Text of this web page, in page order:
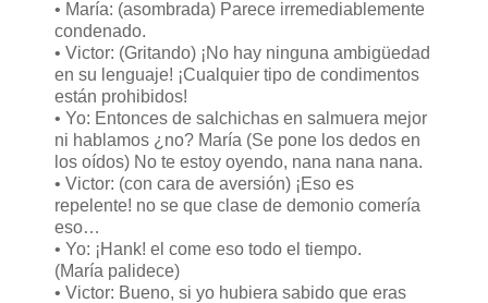
• María: (asombrada) Parece irremediablemente
condenado.
• Victor: (Gritando) ¡No hay ninguna ambigüedad
en su lenguaje! ¡Cualquier tipo de condimentos
están prohibidos!
• Yo: Entonces de salchichas en salmuera mejor
ni hablamos ¿no? María (Se pone los dedos en
los oídos) No te estoy oyendo, nana nana nana.
• Victor: (con cara de aversión) ¡Eso es
repelente! no se que clase de demonio comería
eso…
• Yo: ¡Hank! el come eso todo el tiempo.
(María palidece)
• Victor: Bueno, si yo hubiera sabido que eras